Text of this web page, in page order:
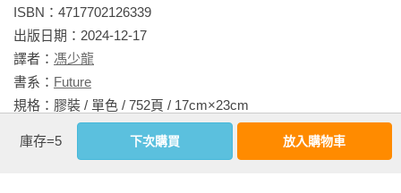
ISBN：4717702126339
出版日期：2024-12-17
譯者： 馮少龍
書系： Future
規格：膠裝 / 單色 / 752頁 / 17cm×23cm
相關書籍
庫存=5 下次購買 放入購物車